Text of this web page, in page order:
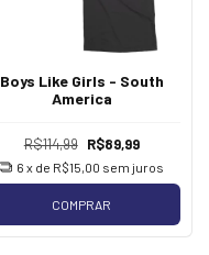
Boys Like Girls - South
America
R$114,99 R$89,99
6 x de R$15,00 sem juros
COMPRAR